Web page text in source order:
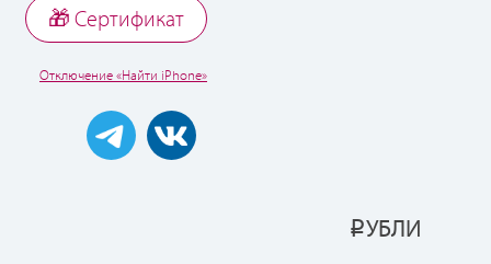
🎁 Cертификат
Отключение «Найти iPhone»
РУБЛИ